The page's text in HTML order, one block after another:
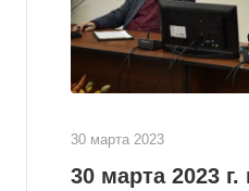
30 марта 2023
30 марта 2023 г.